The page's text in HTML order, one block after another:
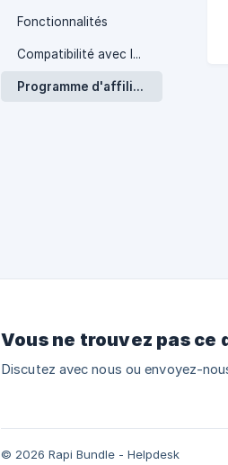
Fonctionnalités
Compatibilité avec les constructeurs de pages
Programme d'affiliation
Vous ne trouvez pas ce
Discutez avec nous ou envoyez-
© 2026 Rapi Bundle - Helpdesk